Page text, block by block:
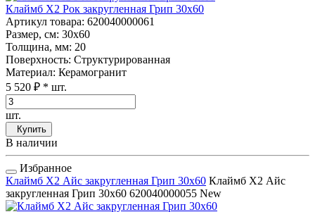
Клаймб Х2 Рок закругленная Грип 30x60
Артикул товара: 620040000061
Размер, см: 30x60
Толщина, мм: 20
Поверхность: Структурированная
Материал: Керамогранит
5 520 ₽ * шт.
шт.
Купить
В наличии
Избранное
Клаймб Х2 Айс закругленная Грип 30x60 Клаймб Х2 Айс
закругленная Грип 30x60 620040000055 New